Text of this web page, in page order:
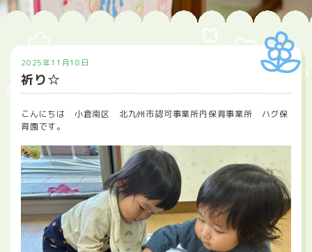
2025年11月18日
祈り☆
こんにちは 小倉南区 北九州市認可事業所内保育事業所 ハグ保
育園です。